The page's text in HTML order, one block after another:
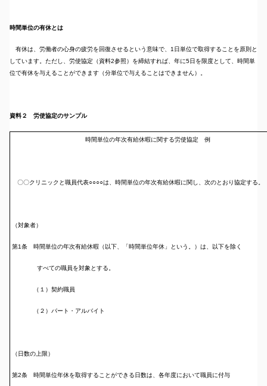
時間単位の有休とは
有休は、労働者の心身の疲労を回復させるという意味で、1日単位で取得することを原則と
しています。ただし、労使協定（資料2参照）を締結すれば、年に5日を限度として、時間単
位で有休を与えることができます（分単位で与えることはできません）。
資料２ 労使協定のサンプル
時間単位の年次有給休暇に関する労使協定 例
〇〇クリニックと職員代表○○○○は、時間単位の年次有給休暇に関し、次のとおり協定する。
（対象者）
第1条 時間単位の年次有給休暇（以下、「時間単位年休」という。）は、以下を除く
すべての職員を対象とする。
（１）契約職員
（２）パート・アルバイト
（日数の上限）
第2条 時間単位年休を取得することができる日数は、各年度において職員に付与